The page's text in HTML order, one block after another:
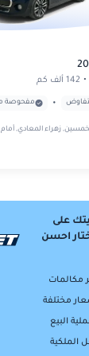
• 142 ألف كم
• مفحوصة
زهراء المعادي, أمام
على
احسن
مكالمات
مختلفة
البيع
الملكية